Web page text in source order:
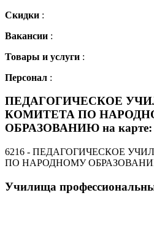
Скидки :
Вакансии :
Товары и услуги :
Персонал :
ПЕДАГОГИЧЕСКОЕ
КОМИТЕТА ПО
ОБРАЗОВАНИЮ на карте:
6216 - ПЕДАГОГИЧЕСКОЕ
ПО НАРОДНОМУ
Училища